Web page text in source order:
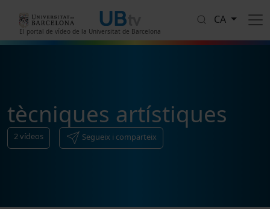
El portal de vídeo de la Universitat de Barcelona
CA
tècniques artístiques
2vídeos Segueix i comparteix